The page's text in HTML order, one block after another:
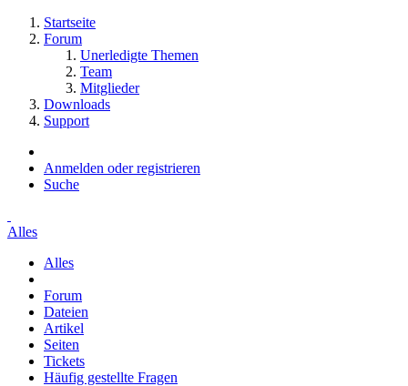
Startseite
Forum
Unerledigte Themen
Team
Mitglieder
Downloads
Support
Anmelden oder registrieren
Suche
Alles
Alles
Forum
Dateien
Artikel
Seiten
Tickets
Häufig gestellte Fragen